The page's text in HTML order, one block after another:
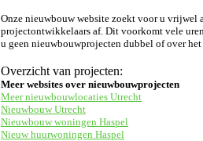
Onze nieuwbouw website zoekt voor u vrijwel
projectontwikkelaars af. Dit voorkomt vele
u geen nieuwbouwprojecten dubbel of over
Overzicht van projecten:
Meer websites over nieuwbouwprojecten
Meer nieuwbouwlocaties Utrecht
Nieuwbouw Utrecht
Nieuwbouw woningen Haspel
Nieuw huurwoningen Haspel